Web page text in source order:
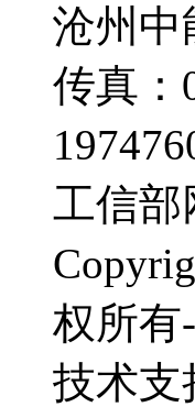
沧州中
传真：
工信部
权所有-
技术支